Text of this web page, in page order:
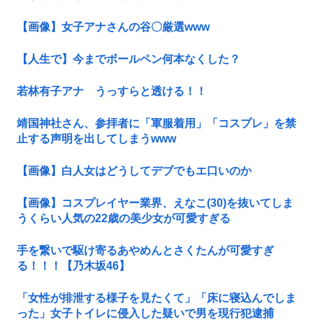
【画像】女子アナさんの谷〇厳選www
【人生で】今までボールペン何本なくした？
若林有子アナ うっすらと透ける！！
靖国神社さん、参拝者に「軍服着用」「コスプレ」を禁
止する声明を出してしまうwww
【画像】白人女はどうしてデブでもエ口いのか
【画像】コスプレイヤー業界、えなこ(30)を抜いてしま
うくらい人気の22歳の美少女が可愛すぎる
手を繋いで駆け寄るあやめんとさくたんが可愛すぎ
る！！！【乃木坂46】
「女性が排泄する様子を見たくて」「床に寝込んでしま
った」女子トイレに侵入した疑いで男を現行犯逮捕